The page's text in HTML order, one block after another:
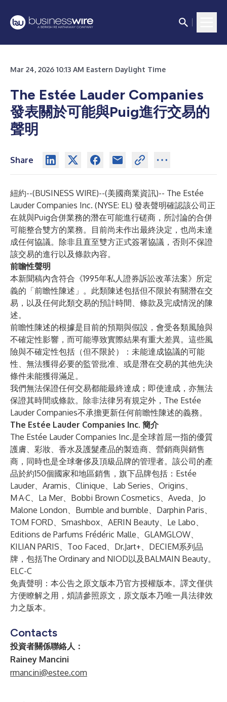
Mar 24, 2026 10:13 AM Eastern Daylight Time
The Estée Lauder Companies
發表關於可能與Puig進行交易的
聲明
Share
紐約--(BUSINESS WIRE)--(美國商業資訊)-- The Estée
Lauder Companies Inc. (NYSE: EL) 發表聲明確認該公司正
在就與Puig合併業務的潛在可能進行磋商，所討論的合併
可能整合雙方的業務。目前尚未作出最終決定，也尚未達
成任何協議。除非且直至雙方正式簽署協議，否則不保證
該交易的進行以及條款內容。
前瞻性聲明
本新聞稿內含符合《1995年私人證券訴訟改革法案》所定
義的「前瞻性陳述」。此類陳述包括但不限於有關潛在交
易，以及任何此類交易的預計時間、條款及完成情況的陳
述。
前瞻性陳述的根據是目前的預期與假設，會受各類風險與
不確定性影響，而可能導致實際結果有重大差異。這些風
險與不確定性包括（但不限於）：未能達成協議的可能
性、無法獲得必要的監管批准、或是潛在交易的其他先決
條件未能獲得滿足。
我們無法保證任何交易都能最終達成；即使達成，亦無法
保證其時間或條款。除非法律另有規定外，The Estée
Lauder Companies不承擔更新任何前瞻性陳述的義務。
The Estée Lauder Companies Inc. 簡介
The Estée Lauder Companies Inc.是全球首屈一指的優質
護膚、彩妝、香水及護髮產品的製造商、營銷商與銷售
商，同時也是全球奢侈及頂級品牌的管理者。該公司的產
品於約150個國家和地區銷售，旗下品牌包括：Estée
Lauder、Aramis、Clinique、Lab Series、Origins、
M·A·C、La Mer、Bobbi Brown Cosmetics、Aveda、Jo
Malone London、Bumble and bumble、Darphin Paris、
TOM FORD、Smashbox、AERIN Beauty、Le Labo、
Editions de Parfums Frédéric Malle、GLAMGLOW、
KILIAN PARIS、Too Faced、Dr.Jart+、DECIEM系列品
牌，包括The Ordinary and NIOD以及BALMAIN Beauty。
ELC-C
免責聲明：本公告之原文版本乃官方授權版本。譯文僅供
方便瞭解之用，煩請參照原文，原文版本乃唯一具法律效
力之版本。
Contacts
投資者關係聯絡人：
Rainey Mancini
rmancini@estee.com